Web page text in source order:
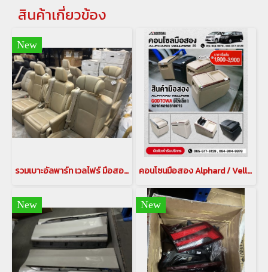
สินค้าเกี่ยวข้อง
New
รวมเบาะอัลพาร์ท เวลไฟร์ มือสอง อัพเดทล่าสุด คอนโซนมือสอง Alphard / Vellfire 20
New New